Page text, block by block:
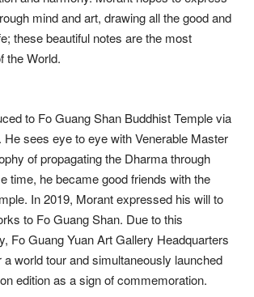
mind and art, drawing all the good and
these beautiful notes are the most
the World.
to Fo Guang Shan Buddhist Temple via
He sees eye to eye with Venerable Master
of propagating the Dharma through
time, he became good friends with the
In 2019, Morant expressed his will to
to Fo Guang Shan. Due to this
Fo Guang Yuan Art Gallery Headquarters
a world tour and simultaneously launched
edition as a sign of commemoration.